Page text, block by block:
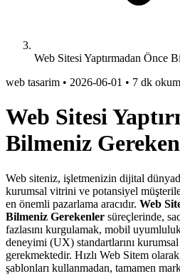
Web Sitesi Yaptırmadan Önce
web tasarim • 2026-06-01 • 7 dk
Web Sitesi
Bilmeniz
Web siteniz, işletmenizin dijital
kurumsal vitrini ve potansiyel
en önemli pazarlama aracıdır. Web
Bilmeniz Gerekenler süreçlerinde,
fazlasını kurgulamak, mobil uyumluluk,
deneyimi (UX) standartlarını
gerekmektedir. Hızlı Web Sitem
şablonları kullanmadan, tamamen